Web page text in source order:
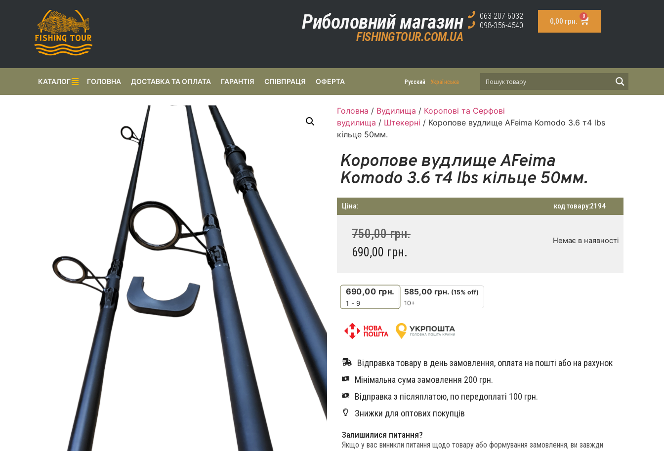
Риболовний магазин
FISHINGTOUR.COM.UA
063-207-6032
098-356-4540
0,00 грн.
0
Русский Українська
КАТАЛОГ ГОЛОВНА ДОСТАВКА ТА ОПЛАТА ГАРАНТІЯ СПІВПРАЦЯ ОФЕРТА
Головна / Вудилища / Коропові та Серфові
вудилища / Штекерні / Коропове вудлище AFeima Komodo 3.6 т4 lbs
кільце 50мм.
Коропове вудлище AFeima
Komodo 3.6 т4 lbs кільце 50мм.
Ціна: код товару:2194
750,00грн.
690,00 грн.
Немає в наявності
690,00 грн.
1 - 9
585,00 грн. (15% off)
10+
Відправка товару в день замовлення, оплата на пошті або на рахунок
Мінімальна сума замовлення 200 грн.
Відправка з післяплатою, по передоплаті 100 грн.
Знижки для оптових покупців
Залишилися питання?
Якщо у вас виникли питання щодо товару або формування замовлення, ви завжди